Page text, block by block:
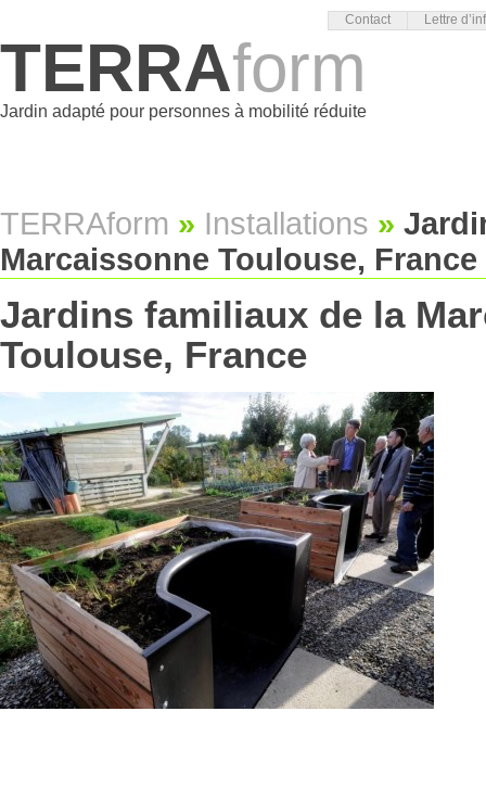
Contact Lettre
TERRAform
Jardin adapté pour personnes à mobilité réduite
TERRAform » Installations »
Marcaissonne Toulouse, France
Jardins familiaux de la
Toulouse, France